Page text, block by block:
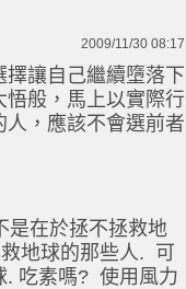
2009/11/30 08:17
讓自己繼續墮落下
悟般，馬上以實際行
，應該不會選前者
是在於拯不拯救地
地球的那些人. 可
. 吃素嗎? 使用風力